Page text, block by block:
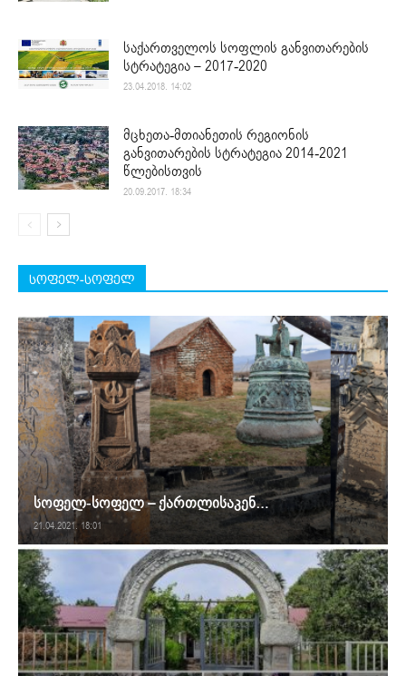
საქართველოს სოფლის განვითარების
სტრატეგია – 2017-2020
23.04.2018. 14:02
მცხეთა-მთიანეთის რეგიონის
განვითარების სტრატეგია 2014-2021
წლებისთვის
20.09.2017. 18:34
სოფელ-სოფელ
სოფელ-სოფელ – ქართლისაკენ…
21.04.2021. 18:01